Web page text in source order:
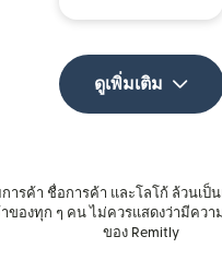
ดูเพิ่มเติม
การค้า ชื่อการค้า และโลโก้ ล้วนเป็
าของทุก ๆ คน ไม่ควรแสดงว่ามีควา
ของ Remitly